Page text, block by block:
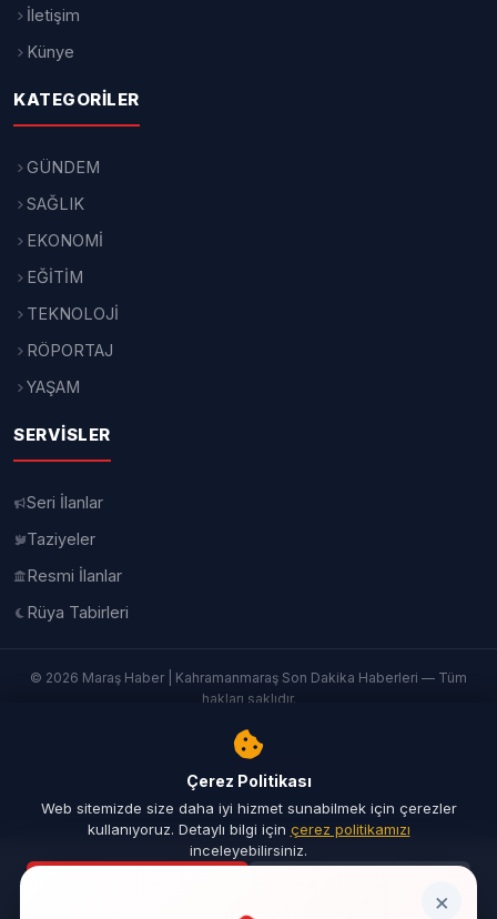
İletişim
Künye
KATEGORILER
GÜNDEM
SAĞLIK
EKONOMİ
EĞİTİM
TEKNOLOJİ
RÖPORTAJ
YAŞAM
SERVISLER
Seri İlanlar
Taziyeler
Resmi İlanlar
Rüya Tabirleri
© 2026 Maraş Haber | Kahramanmaraş Son Dakika Haberleri — Tüm
hakları saklıdır.
İletişim |Künye
×
Çerez Politikası
Web sitemizde size daha iyi hizmet sunabilmek için çerezler
kullanıyoruz. Detaylı bilgi için çerez politikamızı
inceleyebilirsiniz.